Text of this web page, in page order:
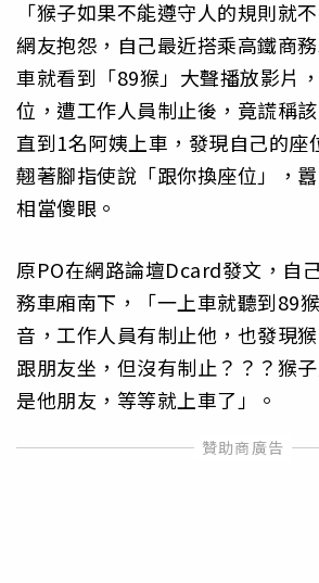
「猴子如果不能遵守人的規則就
網友抱怨，自己最近搭乘高鐵商
車就看到「89猴」大聲播放影片
位，遭工作人員制止後，竟謊稱
直到1名阿姨上車，發現自己的座
翹著腳指使說「跟你換座位」，
相當傻眼。
原PO在網路論壇Dcard發文，自
務車廂南下，「一上車就聽到89
音，工作人員有制止他，也發現
跟朋友坐，但沒有制止？？？猴
是他朋友，等等就上車了」。